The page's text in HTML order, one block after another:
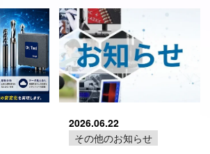
2026.06.22
その他のお知らせ